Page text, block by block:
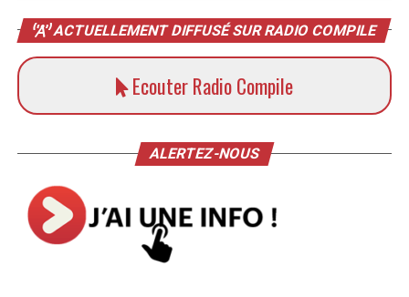
ACTUELLEMENT DIFFUSÉ SUR RADIO COMPILE
Ecouter Radio Compile
ALERTEZ-NOUS